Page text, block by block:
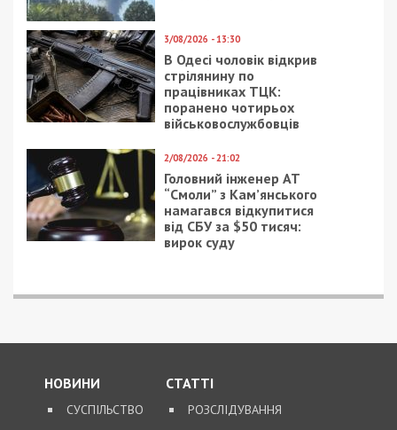
3/08/2026 - 13:30
В Одесі чоловік відкрив
стрілянину по
працівниках ТЦК:
поранено чотирьох
військовослужбовців
2/08/2026 - 21:02
Головний інженер АТ
“Смоли” з Кам’янського
намагався відкупитися
від СБУ за $50 тисяч:
вирок суду
НОВИНИ
СУСПІЛЬСТВО
СТАТТІ
РОЗСЛІДУВАННЯ